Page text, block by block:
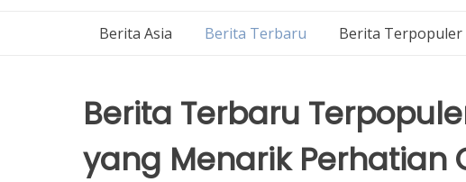
Berita Asia Berita Terbaru Berita Terpopuler
Berita Terbaru
yang Menarik Perhatian